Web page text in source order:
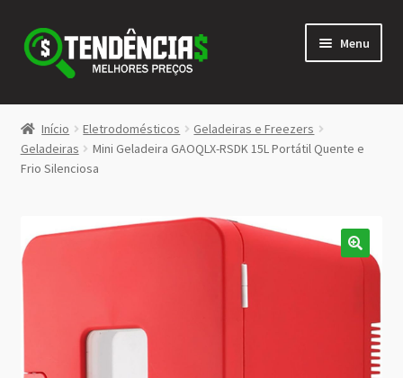
Pular
para
navegação
Pular
para
conteúdo
Menu
LOJA
<>
Início Eletrodomésticos
Geladeiras e Freezers
Geladeiras
Mini Geladeira GAOQLX-RSDK 15L Portátil Quente e
Frio Silenciosa